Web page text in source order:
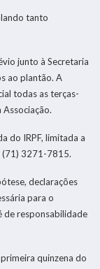
tanto
junto à Secretaria
ao plantão. A
todas as terças-
Associação.
do IRPF, limitada a
(71) 3271-7815.
declarações
para o
de responsabilidade
quinzena do